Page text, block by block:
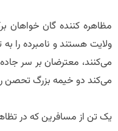
مظاهره کننده گان خواهان
ولایت هستند و نامبرده را
می‌کنند، معترضان بر سر
می‌کند دو خیمه بزرگ تحصن را
یک تن از مسافرین که در